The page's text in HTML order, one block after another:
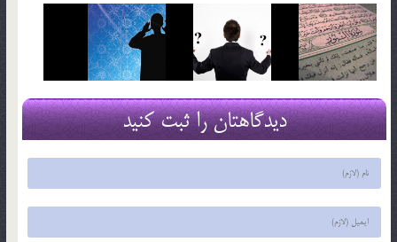
دیدگاهتان را ثبت کنید